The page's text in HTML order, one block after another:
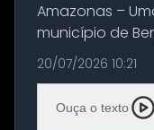
Amazonas –
município de
com a
quilos de
embarcação
materia...
20/07/2026 10:21
Ouça o texto